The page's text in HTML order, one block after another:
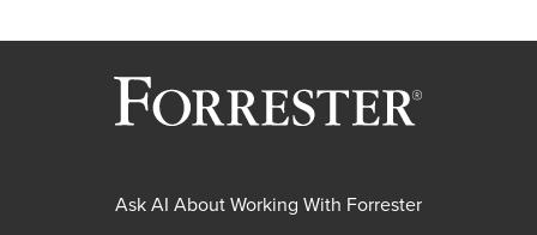
Ask AI About Working With Forrester